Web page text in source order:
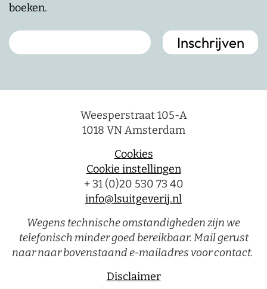
boeken.
Weesperstraat 105-A
1018 VN Amsterdam
Cookies
Cookie instellingen
+ 31 (0)20 530 73 40
info@lsuitgeverij.nl
Wegens technische omstandigheden zijn we
telefonisch minder goed bereikbaar. Mail gerust
naar naar bovenstaand e-mailadres voor contact.
Disclaimer